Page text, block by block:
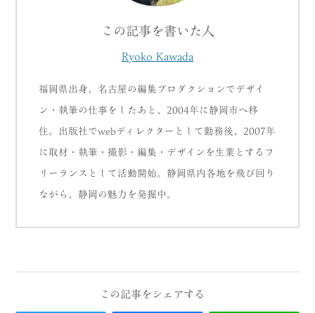
この記事を書いた人
Ryoko Kawada
福岡県出身、名古屋の編集プロダクションでデザイ
ン・執筆の仕事をしたあと、2004年に静岡市へ移
住。出版社でwebディレクターとして勤務後、2007年
に取材・執筆・撮影・編集・デザインを生業とするフ
リーランスとして活動開始。静岡県内各地を飛び回り
ながら、静岡の魅力を発掘中。